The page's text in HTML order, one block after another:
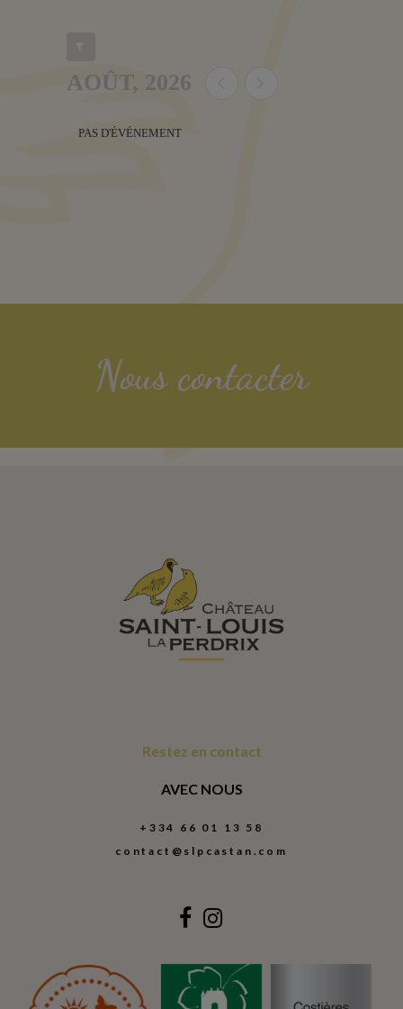
AOÛT, 2026
PAS D'ÉVÉNEMENT
Nous contacter
Restez en contact
AVEC NOUS
+334 66 01 13 58
contact@slpcastan.com